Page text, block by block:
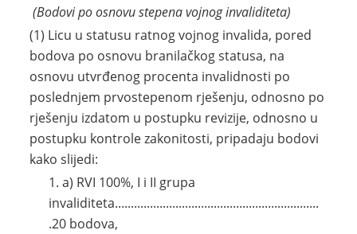
(Bodovi po osnovu stepena vojnog invaliditeta)
(1) Licu u statusu ratnog vojnog invalida, pored
bodova po osnovu branilačkog statusa, na
osnovu utvrđenog procenta invalidnosti po
poslednjem prvostepenom rješenju, odnosno po
rješenju izdatom u postupku revizije, odnosno u
postupku kontrole zakonitosti, pripadaju bodovi
kako slijedi:
a) RVI 100%, I i II grupa
invaliditeta................................................................
.20 bodova,